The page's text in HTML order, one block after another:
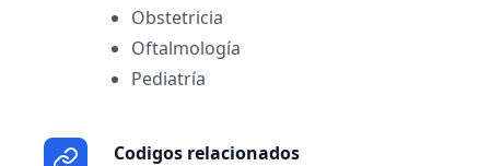
Obstetricia
Oftalmología
Pediatría
Codigos relacionados